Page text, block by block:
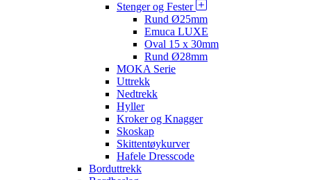
Stenger og Fester
Rund Ø25mm
Emuca LUXE
Oval 15 x 30mm
Rund Ø28mm
MOKA Serie
Uttrekk
Nedtrekk
Hyller
Kroker og Knagger
Skoskap
Skittentøykurver
Hafele Dresscode
Borduttrekk